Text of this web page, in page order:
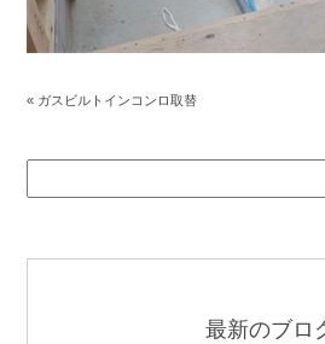
« ガスビルトインコンロ取替
最新のブロ